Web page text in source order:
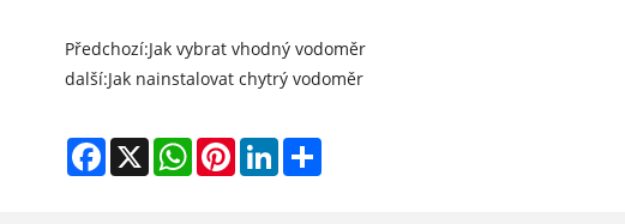
Předchozí:Jak vybrat vhodný vodoměr
další:Jak nainstalovat chytrý vodoměr
Facebook
X WhatsAppPinterestLinkedInShare